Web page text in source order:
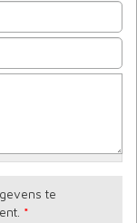
te
*